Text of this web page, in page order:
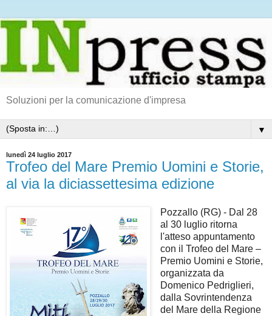
Soluzioni per la comunicazione d'impresa
▼
lunedì 24 luglio 2017
Trofeo del Mare Premio Uomini e Storie,
al via la diciassettesima edizione
Pozzallo (RG) - Dal 28
al 30 luglio ritorna
l'atteso appuntamento
con il Trofeo del Mare –
Premio Uomini e Storie,
organizzata da
Domenico Pedriglieri,
dalla Sovrintendenza
del Mare della Regione